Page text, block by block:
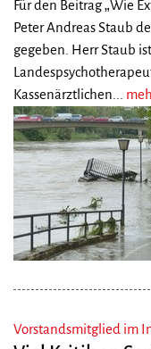
Für den Beitrag „Wie
Peter Andreas Staub
gegeben. Herr Staub
Kassenärztlichen...
Vorstandsmitglied im